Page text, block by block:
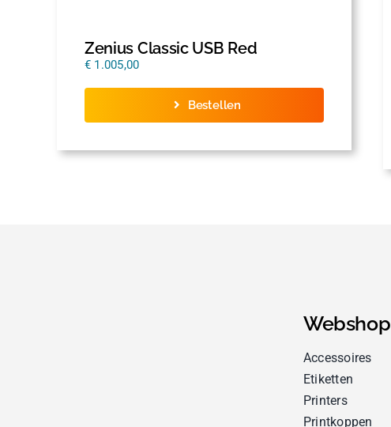
Zenius Classic USB Red
€ 1.005,00
Bestellen
Webshop
Accessoires
Etiketten
Printers
Printkoppen